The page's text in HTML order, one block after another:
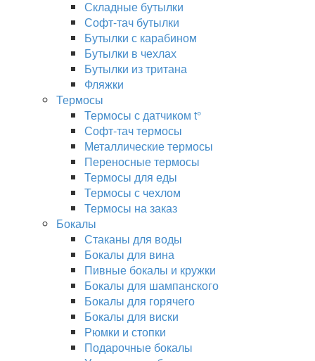
Складные бутылки
Софт-тач бутылки
Бутылки с карабином
Бутылки в чехлах
Бутылки из тритана
Фляжки
Термосы
Термосы с датчиком t°
Софт-тач термосы
Металлические термосы
Переносные термосы
Термосы для еды
Термосы с чехлом
Термосы на заказ
Бокалы
Стаканы для воды
Бокалы для вина
Пивные бокалы и кружки
Бокалы для шампанского
Бокалы для горячего
Бокалы для виски
Рюмки и стопки
Подарочные бокалы